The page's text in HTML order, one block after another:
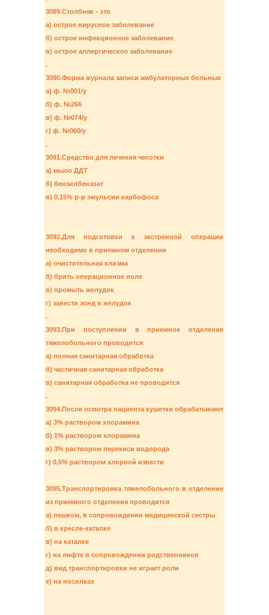
3089.Столбняк - это
а) острое вирусное заболевание
б) острое инфекционное заболевание
в) острое аллергическое заболевание
.
3090.Форма журнала записи амбулаторных больных
а) ф. №001/у
б) ф. №266
в) ф. №074/у
г) ф. №060/у
.
3091.Средство для лечения чесотки
а) мыло ДДТ
б) бензилбензоат
в) 0,15% р-р эмульсии карбофоса
3092.Для подготовки к экстренной операции
необходимо в приемном отделении
а) очистительная клизма
б) брить операционное поле
в) промыть желудок
г) завести зонд в желудок
.
3093.При поступлении в приемное отделение
тяжелобольного проводится
а) полная санитарная обработка
б) частичная санитарная обработка
в) санитарная обработка не проводится
.
3094.После осмотра пациента кушетки обрабатывают
а) 3% раствором хлорамина
б) 1% раствором хлорамина
в) 3% раствором перекиси водорода
г) 0,5% раствором хлорной извести
3095.Транспортировка тяжелобольного в отделение
из приемного отделения проводится
а) пешком, в сопровождении медицинской сестры
б) в кресле-каталке
в) на каталке
г) на лифте в сопровождении родственников
д) вид транспортировки не играет роли
е) на носилках